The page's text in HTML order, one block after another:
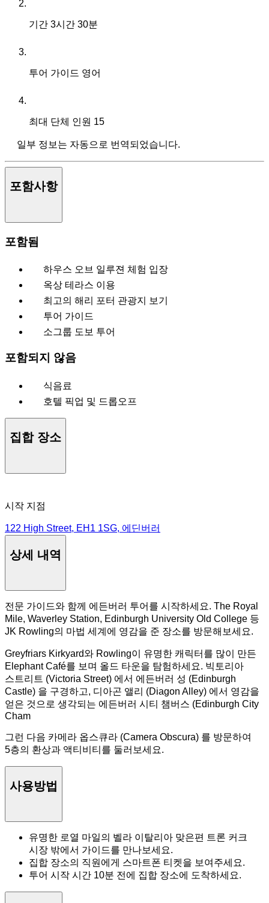
기간 3시간 30분
투어 가이드 영어
최대 단체 인원 15
일부 정보는 자동으로 번역되었습니다.
포함사항
포함됨
하우스 오브 일루젼 체험 입장
옥상 테라스 이용
최고의 해리 포터 관광지 보기
투어 가이드
소그룹 도보 투어
포함되지 않음
식음료
호텔 픽업 및 드롭오프
집합 장소
시작 지점
122 High Street, EH1 1SG, 에딘버러
상세 내역
전문 가이드와 함께 에든버러 투어를 시작하세요. The Royal
Mile, Waverley Station, Edinburgh University Old College 등
JK Rowling의 마법 세계에 영감을 준 장소를 방문해보세요.
Greyfriars Kirkyard와 Rowling이 유명한 캐릭터를 많이 만든
Elephant Café를 보며 올드 타운을 탐험하세요. 빅토리아
스트리트 (Victoria Street) 에서 에든버러 성 (Edinburgh
Castle) 을 구경하고, 디아곤 앨리 (Diagon Alley) 에서 영감을
얻은 것으로 생각되는 에든버러 시티 챔버스 (Edinburgh City
Cham
그런 다음 카메라 옵스큐라 (Camera Obscura) 를 방문하여
5층의 환상과 액티비티를 둘러보세요.
사용방법
유명한 로열 마일의 벨라 이탈리아 맞은편 트론 커크
시장 밖에서 가이드를 만나보세요.
집합 장소의 직원에게 스마트폰 티켓을 보여주세요.
투어 시작 시간 10분 전에 집합 장소에 도착하세요.